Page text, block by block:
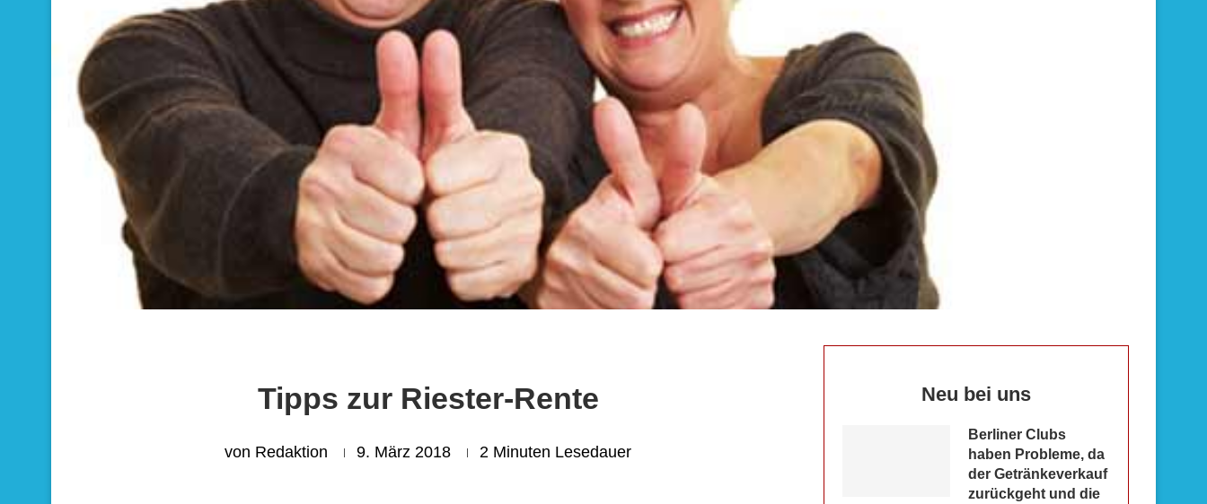
Tipps zur Riester-Rente
von Redaktion 9. März 2018 2 Minuten Lesedauer
Neu bei uns
Berliner Clubs
haben Probleme, da
der Getränkeverkauf
zurückgeht und die